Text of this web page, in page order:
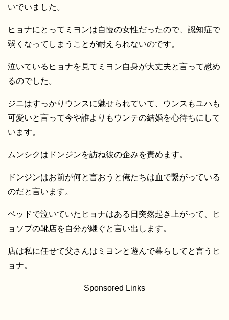
いでいました。
ヒョナにとってミヨンは自慢の女性だったので、認知症で
弱くなってしまうことが耐えられないのです。
泣いているヒョナを見てミヨン自身が大丈夫と言って慰め
るのでした。
ジニはすっかりウンスに魅せられていて、ウンスもユハも
可愛いと言って今や誰よりもウンテの結婚を心待ちにして
います。
ムンシクはドンジンを訪ね彼の企みを責めます。
ドンジンはお前が何と言おうと俺たちは血で繋がっている
のだと言います。
ベッドで泣いていたヒョナはある日突然起き上がって、ヒ
ョソブの靴店を自分が継ぐと言い出します。
店は私に任せて父さんはミヨンと遊んで暮らしてと言うヒ
ョナ。
Sponsored Links